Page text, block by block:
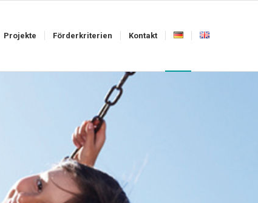
Projekte Förderkriterien Kontakt